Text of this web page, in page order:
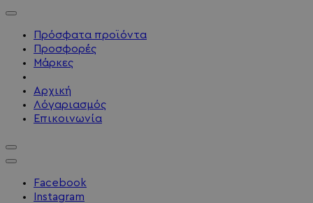
Πρόσφατα προϊόντα
Προσφορές
Μάρκες
Αρχική
Λόγαριασμός
Επικοινωνία
Facebook
Instagram